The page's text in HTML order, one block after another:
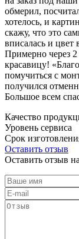
обмерил,
хотелось, и
скажу, что это
вписалась и цвет
Примерно через
красавицу!
помучиться с
получился
Большое всем
Качество
Уровень сервиса
Срок
Оставить отзыв
Оставить отзыв